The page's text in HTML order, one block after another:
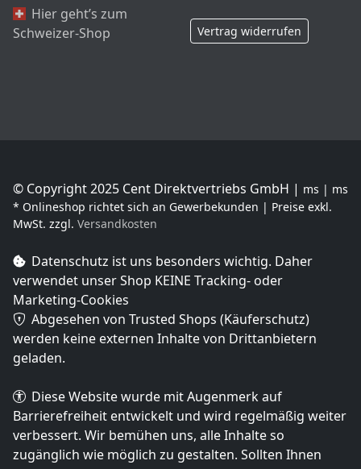
Hier geht’s zum
Schweizer-Shop
Vertrag widerrufen
© Copyright 2025 Cent Direktvertriebs GmbH | ms | ms
* Onlineshop richtet sich an Gewerbekunden | Preise exkl.
MwSt. zzgl. Versandkosten
Datenschutz ist uns besonders wichtig. Daher
verwendet unser Shop KEINE Tracking- oder
Marketing-Cookies
Abgesehen von Trusted Shops (Käuferschutz)
werden keine externen Inhalte von Drittanbietern
geladen.
Diese Website wurde mit Augenmerk auf
Barrierefreiheit entwickelt und wird regelmäßig weiter
verbessert. Wir bemühen uns, alle Inhalte so
zugänglich wie möglich zu gestalten. Sollten Ihnen